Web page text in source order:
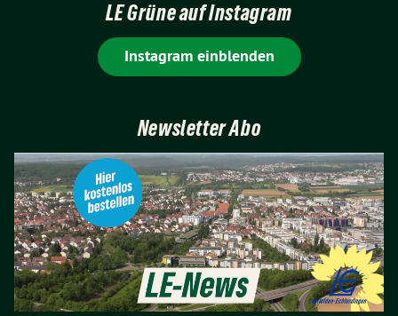
LE Grüne auf Instagram
Instagram einblenden
Newsletter Abo